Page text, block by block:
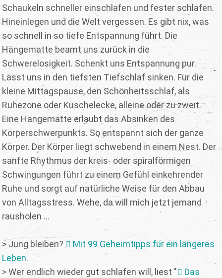
Schaukeln schneller einschlafen und fester schlafen.
Hineinlegen und die Welt vergessen. Es gibt nix, was
so schnell in so tiefe Entspannung führt. Die
Hängematte beamt uns zurück in die
Schwerelosigkeit. Schenkt uns Entspannung pur.
Lässt uns in den tiefsten Tiefschlaf sinken. Für die
kleine Mittagspause, den Schönheitsschlaf, als
Ruhezone oder Kuschelecke, alleine oder zu zweit.
Eine Hängematte erlaubt das Absinken des
Körperschwerpunkts. So entspannt sich der ganze
Körper. Der Körper liegt schwebend in einem Nest. Der
sanfte Rhythmus der kreis- oder spiralförmigen
Schwingungen führt zu einem Gefühl einkehrender
Ruhe und sorgt auf natürliche Weise für den Abbau
von Alltagsstress. Wehe, da will mich jetzt jemand
rausholen …
> Jung bleiben?
Mit 99 Geheimtipps für ein längeres
Leben.
> Wer endlich wieder gut schlafen will, liest "
Das